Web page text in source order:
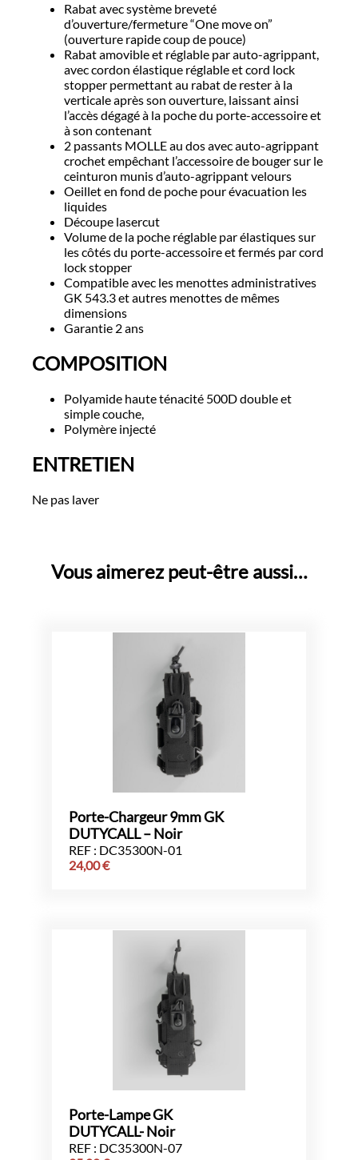
Rabat avec système breveté
d’ouverture/fermeture “One move on”
(ouverture rapide coup de pouce)
Rabat amovible et réglable par auto-agrippant,
avec cordon élastique réglable et cord lock
stopper permettant au rabat de rester à la
verticale après son ouverture, laissant ainsi
l’accès dégagé à la poche du porte-accessoire et
à son contenant
2 passants MOLLE au dos avec auto-agrippant
crochet empêchant l’accessoire de bouger sur le
ceinturon munis d’auto-agrippant velours
Oeillet en fond de poche pour évacuation les
liquides
Découpe lasercut
Volume de la poche réglable par élastiques sur
les côtés du porte-accessoire et fermés par cord
lock stopper
Compatible avec les menottes administratives
GK 543.3 et autres menottes de mêmes
dimensions
Garantie 2 ans
COMPOSITION
Polyamide haute ténacité 500D double et
simple couche,
Polymère injecté
ENTRETIEN
Ne pas laver
Vous aimerez peut-être aussi…
Porte-Chargeur 9mm GK
DUTYCALL – Noir
REF : DC35300N-01
24,00€
Porte-Lampe GK
DUTYCALL- Noir
REF : DC35300N-07